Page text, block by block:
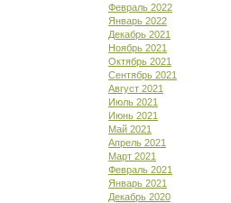
Февраль 2022
Январь 2022
Декабрь 2021
Ноябрь 2021
Октябрь 2021
Сентябрь 2021
Август 2021
Июль 2021
Июнь 2021
Май 2021
Апрель 2021
Март 2021
Февраль 2021
Январь 2021
Декабрь 2020